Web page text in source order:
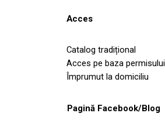
Acces
Catalog tradițional
Acces pe baza permisului
Împrumut la domiciliu
Pagină Facebook/Blog